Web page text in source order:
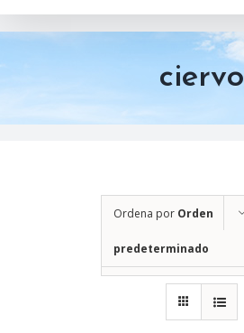
ciervo
Ordena por Orden
predeterminado
Mostrar12 productos